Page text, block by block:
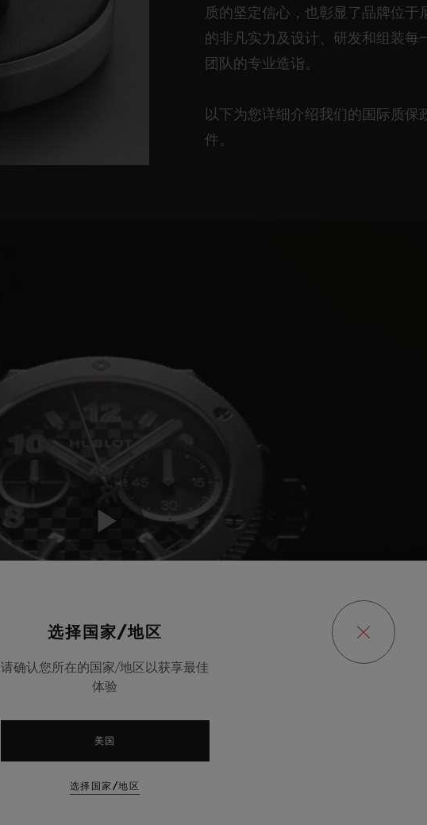
质的坚定信心，也彰显了品牌位于
的非凡实力及设计、研发和组装每
团队的专业造诣。
以下为您详细介绍我们的国际质保
件。
选择国家/地区
请确认您所在的国家/地区以获享最佳
体验
美国
选择国家/地区